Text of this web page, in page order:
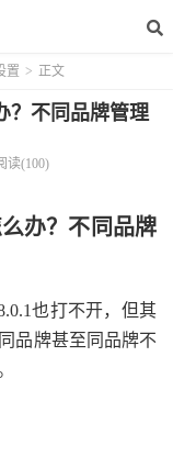
置 > 正文
？不同品牌管理
读(100)
办？不同品牌
也打不开，但其
品牌甚至同品牌不